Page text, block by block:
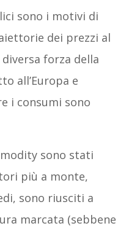
sono i motivi di
dei prezzi al
forza della
all’Europa e
i consumi sono
sono stati
più a monte,
sono riusciti a
marcata (sebbene